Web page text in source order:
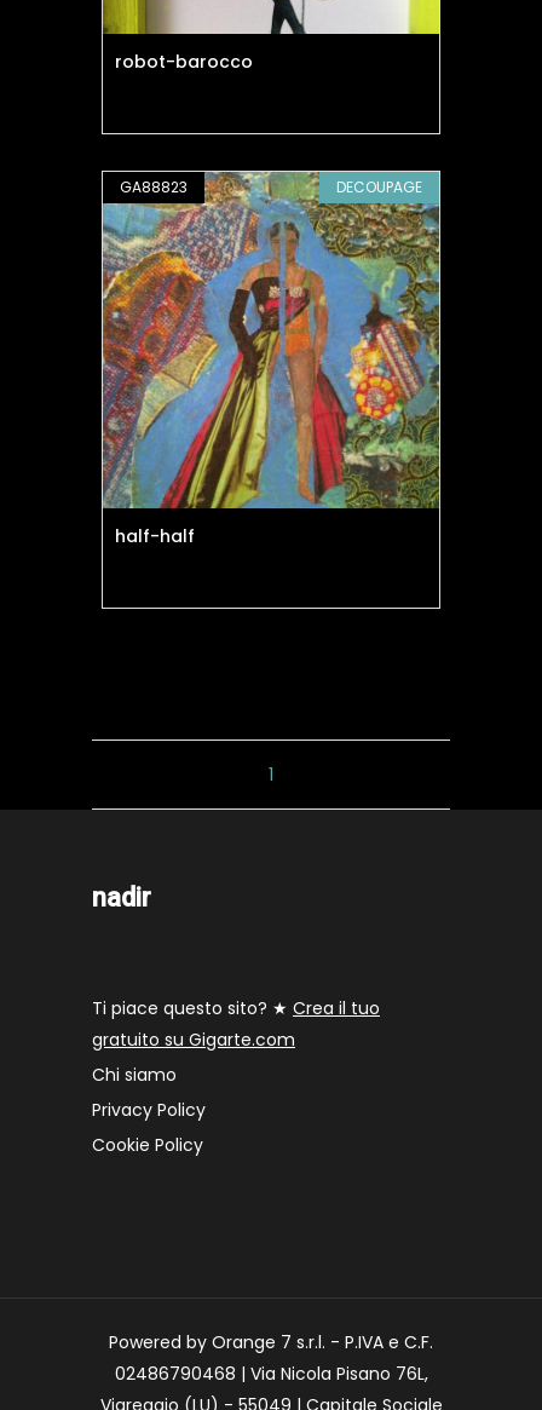
robot-barocco
GA88823 DECOUPAGE
half-half
1
nadir
Ti piace questo sito? ★ Crea il tuo
gratuito su Gigarte.com
Chi siamo
Privacy Policy
Cookie Policy
Powered by Orange 7 s.r.l. - P.IVA e C.F.
02486790468 | Via Nicola Pisano 76L,